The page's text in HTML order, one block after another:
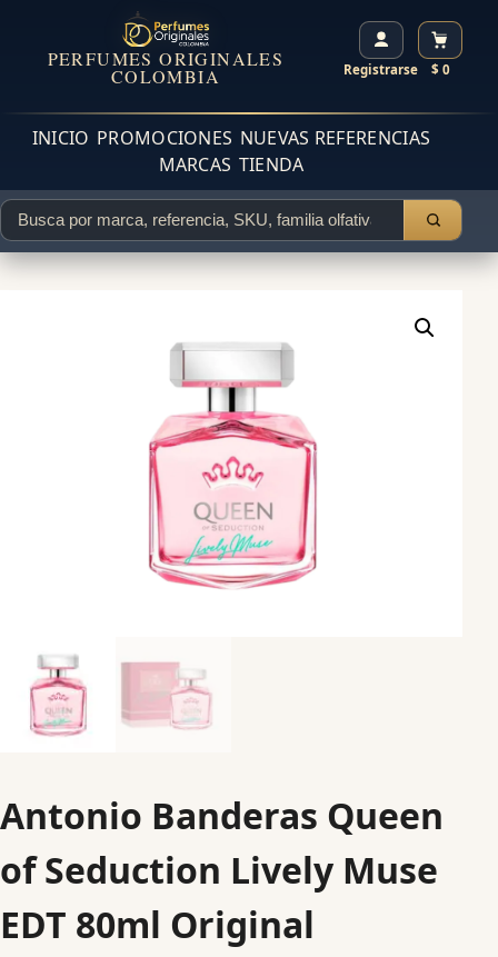
PERFUMES ORIGINALES
COLOMBIA Registrarse $ 0
INICIO PROMOCIONES NUEVAS REFERENCIAS
MARCAS TIENDA
Antonio Banderas Queen
of Seduction Lively Muse
EDT 80ml Original